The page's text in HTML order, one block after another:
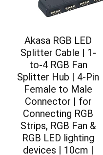
Akasa RGB LED
Splitter Cable | 1-
to-4 RGB Fan
Splitter Hub | 4-Pin
Female to Male
Connector | for
Connecting RGB
Strips, RGB Fan &
RGB LED lighting
devices | 10cm |